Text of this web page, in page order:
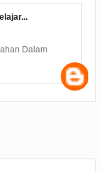
dengan